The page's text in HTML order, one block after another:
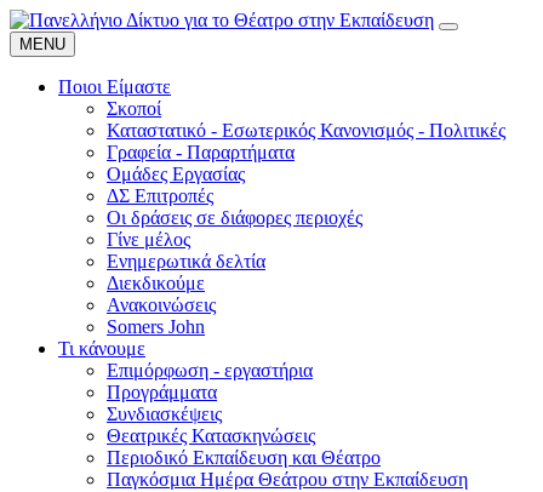
MENU
Ποιοι Είμαστε
Σκοποί
Καταστατικό - Εσωτερικός Κανονισμός - Πολιτικές
Γραφεία - Παραρτήματα
Ομάδες Εργασίας
ΔΣ Επιτροπές
Οι δράσεις σε διάφορες περιοχές
Γίνε μέλος
Ενημερωτικά δελτία
Διεκδικούμε
Ανακοινώσεις
Somers John
Τι κάνουμε
Επιμόρφωση - εργαστήρια
Προγράμματα
Συνδιασκέψεις
Θεατρικές Κατασκηνώσεις
Περιοδικό Εκπαίδευση και Θέατρο
Παγκόσμια Ημέρα Θεάτρου στην Εκπαίδευση